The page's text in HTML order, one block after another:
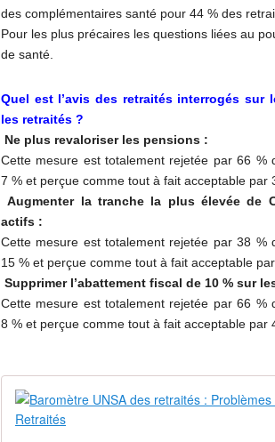
des complémentaires santé pour 44 % des
Pour les plus précaires les questions liées au
de santé.
Quel est l’avis des retraités interrogés
les retraités ?
Ne plus revaloriser les pensions :
Cette mesure est totalement rejetée par 66 %
7 % et perçue comme tout à fait acceptable par
Augmenter la tranche la plus élevée de
actifs :
Cette mesure est totalement rejetée par 38 %
15 % et perçue comme tout à fait acceptable
Supprimer l’abattement fiscal de 10 % sur
Cette mesure est totalement rejetée par 66 %
8 % et perçue comme tout à fait acceptable par